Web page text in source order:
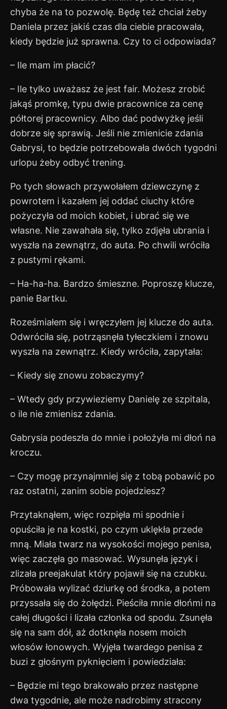
chyba że na to pozwolę. Będę też chciał żeby
Daniela przez jakiś czas dla ciebie pracowała,
kiedy będzie już sprawna. Czy to ci odpowiada?
– Ile mam im płacić?
– Ile tylko uważasz że jest fair. Możesz zrobić
jakąś promkę, typu dwie pracownice za cenę
półtorej pracownicy. Albo dać podwyżkę jeśli
dobrze się sprawią. Jeśli nie zmienicie zdania
Gabrysi, to będzie potrzebowała dwóch tygodni
urlopu żeby odbyć trening.
Po tych słowach przywołałem dziewczynę z
powrotem i kazałem jej oddać ciuchy które
pożyczyła od moich kobiet, i ubrać się we
własne. Nie zawahała się, tylko zdjęła ubrania i
wyszła na zewnątrz, do auta. Po chwili wróciła
z pustymi rękami.
– Ha-ha-ha. Bardzo śmieszne. Poproszę klucze,
panie Bartku.
Roześmiałem się i wręczyłem jej klucze do auta.
Odwróciła się, potrząsnęła tyłeczkiem i znowu
wyszła na zewnątrz. Kiedy wróciła, zapytała:
– Kiedy się znowu zobaczymy?
– Wtedy gdy przywieziemy Danielę ze szpitala,
o ile nie zmienisz zdania.
Gabrysia podeszła do mnie i położyła mi dłoń na
kroczu.
– Czy mogę przynajmniej się z tobą pobawić po
raz ostatni, zanim sobie pojedziesz?
Przytaknąłem, więc rozpięła mi spodnie i
opuściła je na kostki, po czym uklękła przede
mną. Miała twarz na wysokości mojego penisa,
więc zaczęła go masować. Wysunęła język i
zlizała preejakulat który pojawił się na czubku.
Próbowała wylizać dziurkę od środka, a potem
przyssała się do żołędzi. Pieściła mnie dłońmi na
całej długości i lizała członka od spodu. Zsunęła
się na sam dół, aż dotknęła nosem moich
włosów łonowych. Wyjęła twardego penisa z
buzi z głośnym pyknięciem i powiedziała:
– Będzie mi tego brakowało przez następne
dwa tygodnie, ale może nadrobimy stracony